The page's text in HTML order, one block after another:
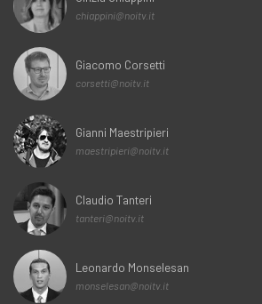
chiappini@noitv.it
Giacomo Corsetti
corsetti@noitv.it
Gianni Maestripieri
maestripieri@noitv.it
Claudio Tanteri
tanteri@noitv.it
Leonardo Monselesan
monselesan@noitv.it